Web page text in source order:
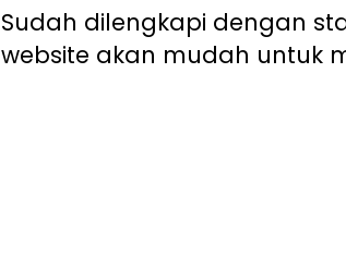
Sudah dilengkapi dengan
website akan mudah untuk